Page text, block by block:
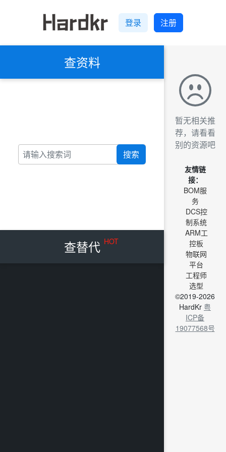
登录 注册
查资料
搜索
查替代 HOT
暂无相关推
荐，请看看
别的资源吧
友情链
接：
BOM服
务
DCS控
制系统
ARM工
控板
物联网
平台
工程师
选型
©2019-2026
HardKr 粤
ICP备
19077568号